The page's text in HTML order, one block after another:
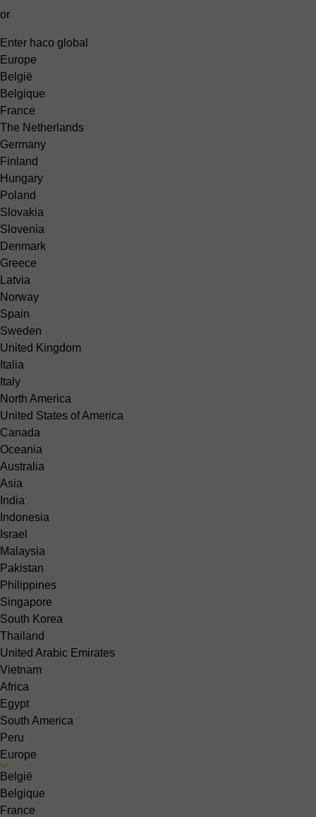
or
Enter haco global
Europe
België
Belgique
France
The Netherlands
Germany
Finland
Hungary
Poland
Slovakia
Slovenia
Denmark
Greece
Latvia
Norway
Spain
Sweden
United Kingdom
Italia
Italy
North America
United States of America
Canada
Oceania
Australia
Asia
India
Indonesia
Israel
Malaysia
Pakistan
Philippines
Singapore
South Korea
Thailand
United Arabic Emirates
Vietnam
Africa
Egypt
South America
Peru
Europe
België
Belgique
France